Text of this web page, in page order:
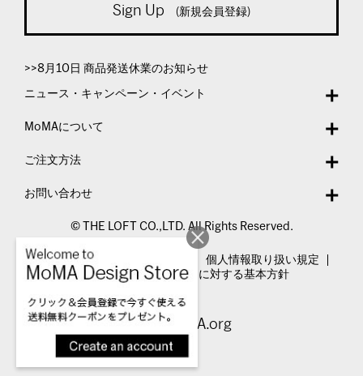
Sign Up (新規会員登録)
>>8月10日 商品発送休業のお知らせ
ニュース・キャンペーン・イベント
MoMAについて
ご注文方法
お問い合わせ
© THE LOFT CO.,LTD. All Rights Reserved.
特定商取引法表示
個人情報取り扱い規定
カスタマーハラスメントに対する基本方針
Visit MoMA.org